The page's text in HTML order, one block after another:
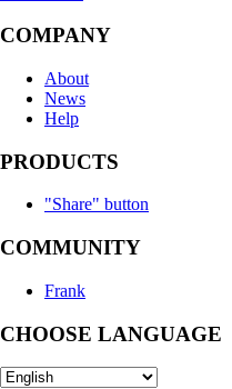
COMPANY
About
News
Help
PRODUCTS
"Share" button
COMMUNITY
Frank
CHOOSE LANGUAGE